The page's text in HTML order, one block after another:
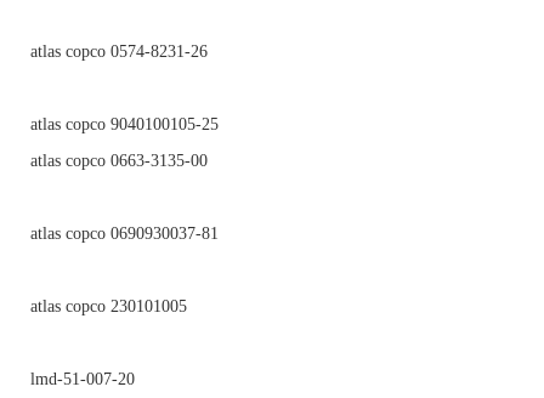
atlas copco 0574-8231-26
atlas copco 9040100105-25
atlas copco 0663-3135-00
atlas copco 0690930037-81
atlas copco 230101005
lmd-51-007-20